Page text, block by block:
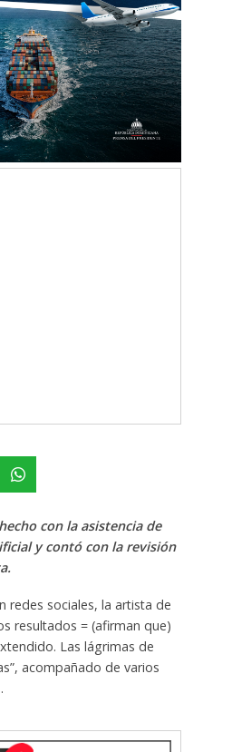
con la asistencia de
y contó con la revisión
redes sociales, la artista de
resultados = (afirman que)
Las lágrimas de
acompañado de varios